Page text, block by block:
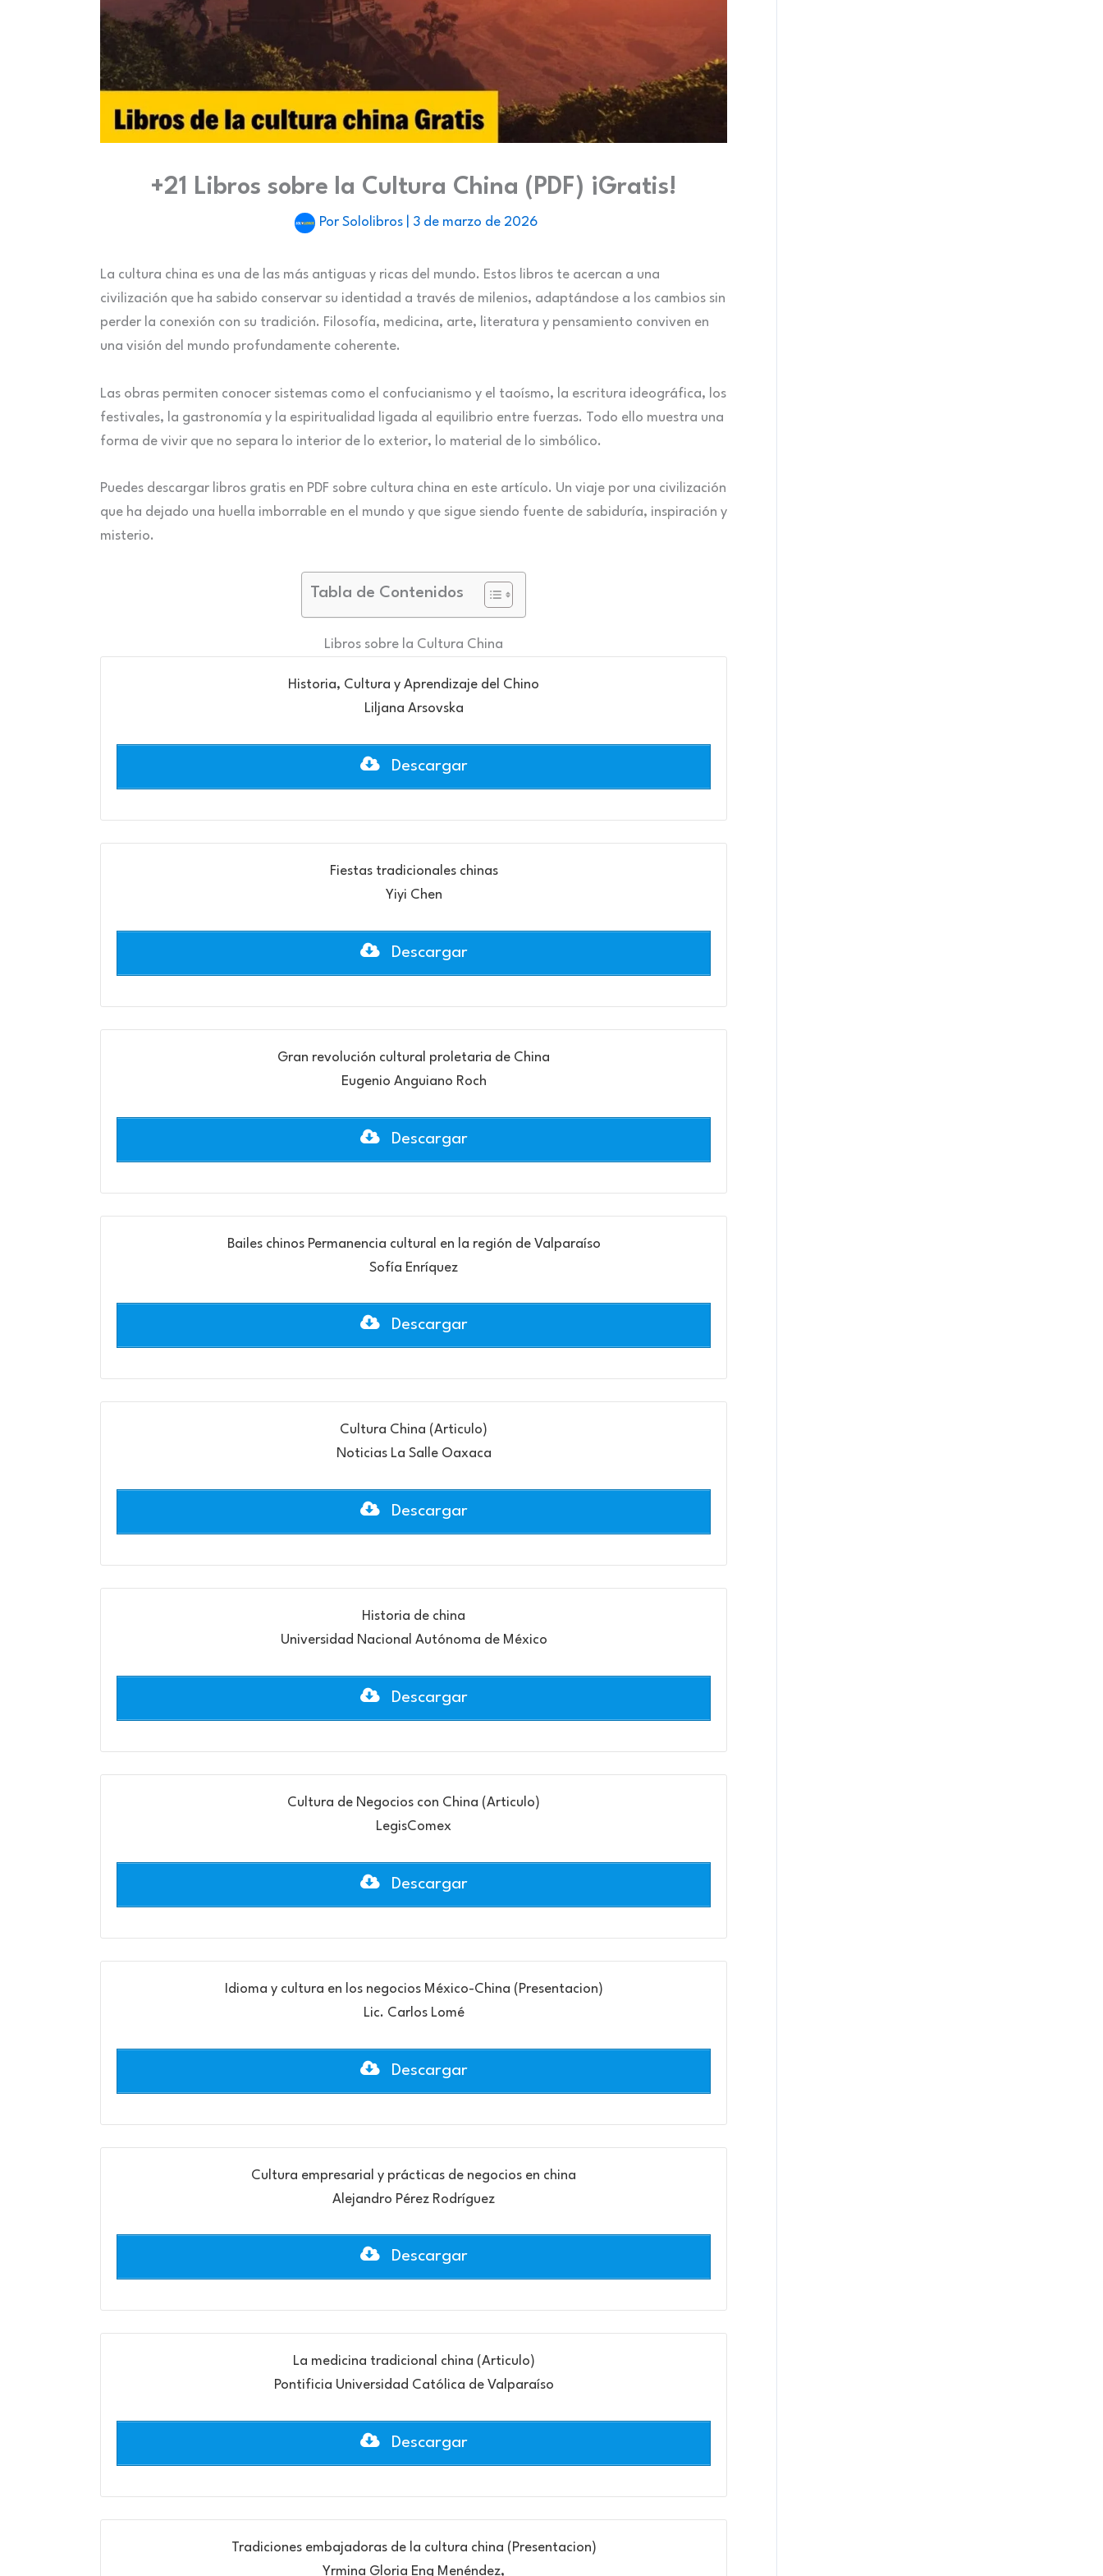
+21 Libros sobre la Cultura China (PDF) ¡Gratis!
Por Sololibros 3 de marzo de 2026
La cultura china es una de las más antiguas y ricas del mundo. Estos libros te acercan a una
civilización que ha sabido conservar su identidad a través de milenios, adaptándose a los cambios sin
perder la conexión con su tradición. Filosofía, medicina, arte, literatura y pensamiento conviven en
una visión del mundo profundamente coherente.
Las obras permiten conocer sistemas como el confucianismo y el taoísmo, la escritura ideográfica, los
festivales, la gastronomía y la espiritualidad ligada al equilibrio entre fuerzas. Todo ello muestra una
forma de vivir que no separa lo interior de lo exterior, lo material de lo simbólico.
Puedes descargar libros gratis en PDF sobre cultura china en este artículo. Un viaje por una civilización
que ha dejado una huella imborrable en el mundo y que sigue siendo fuente de sabiduría, inspiración y
misterio.
Tabla de Contenidos
Libros sobre la Cultura China
Historia, Cultura y Aprendizaje del Chino
Liljana Arsovska
Descargar
Fiestas tradicionales chinas
Yiyi Chen
Descargar
Gran revolución cultural proletaria de China
Eugenio Anguiano Roch
Descargar
Bailes chinos Permanencia cultural en la región de Valparaíso
Sofía Enríquez
Descargar
Cultura China (Articulo)
Noticias La Salle Oaxaca
Descargar
Historia de china
Universidad Nacional Autónoma de México
Descargar
Cultura de Negocios con China (Articulo)
LegisComex
Descargar
Idioma y cultura en los negocios México-China (Presentacion)
Lic. Carlos Lomé
Descargar
Cultura empresarial y prácticas de negocios en china
Alejandro Pérez Rodríguez
Descargar
La medicina tradicional china (Articulo)
Pontificia Universidad Católica de Valparaíso
Descargar
Tradiciones embajadoras de la cultura china (Presentacion)
Yrmina Gloria Eng Menéndez,